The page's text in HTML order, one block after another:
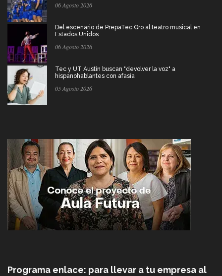
06 Agosto 2026
Del escenario de PrepaTec Qro al teatro musical en
Estados Unidos
06 Agosto 2026
Tec y UT Austin buscan "devolver la voz" a
hispanohablantes con afasia
05 Agosto 2026
Programa enlace: para llevar a tu empresa al